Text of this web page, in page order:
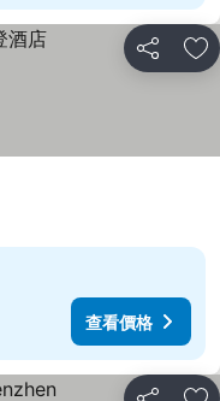
分享 放
查看價格